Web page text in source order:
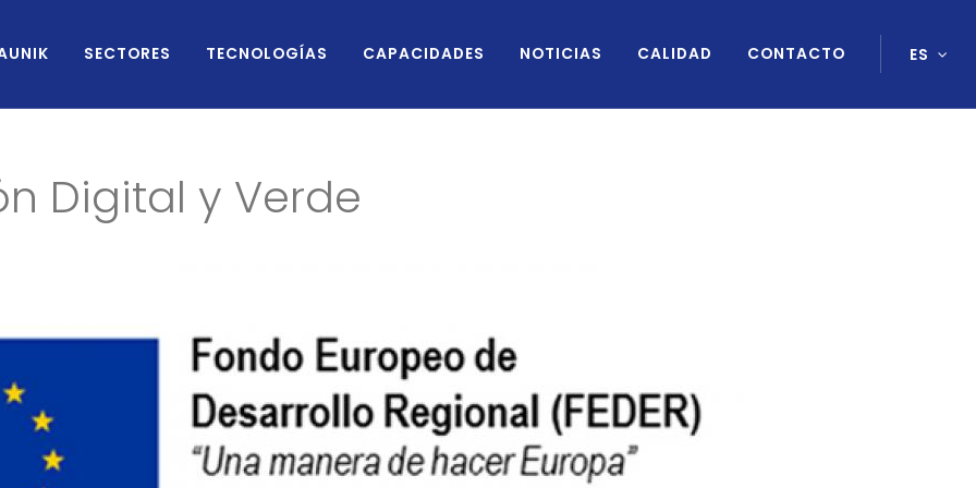
ES
SECTORES TECNOLOGÍAS CAPACIDADES NOTICIAS CALIDAD CONTACTO
Digital y Verde